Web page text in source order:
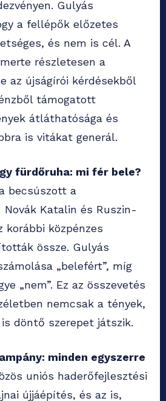
Gulyás
a fellépők előzetes
és nem is cél. A
részletesen a
az újságírói kérdésekből
támogatott
átláthatósága és
is vitákat generál.
fürdőruha: mi fér bele?
becsúszott a
Novák Katalin és Ruszin-
korábbi közpénzes
össze. Gulyás
„belefért”, míg
„nem”. Ez az összevetés
nemcsak a tények,
döntő szerepet játszik.
minden egyszerre
uniós haderőfejlesztési
újjáépítés, és az is,